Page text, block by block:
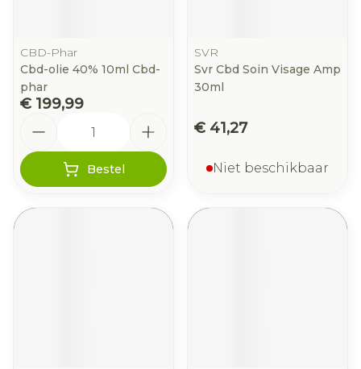
CBD-Phar
Cbd-olie 40% 10ml Cbd-
phar
€ 199,99
Bestel
SVR
Svr Cbd Soin Visage Amp
30ml
€ 41,27
Niet beschikbaar